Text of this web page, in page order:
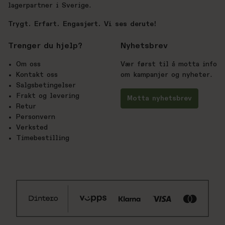
lagerpartner i Sverige.
Trygt. Erfart. Engasjert. Vi ses derute!
Trenger du hjelp?
Om oss
Kontakt oss
Salgsbetingelser
Frakt og levering
Retur
Personvern
Verksted
Timebestilling
Nyhetsbrev
Vær først til å motta info
om kampanjer og nyheter.
Motta nyhetsbrev